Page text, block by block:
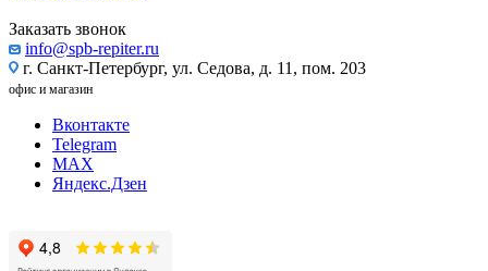
Заказать звонок
info@spb-repiter.ru
г. Санкт-Петербург, ул. Седова, д. 11, пом. 203
офис и магазин
Вконтакте
Telegram
MAX
Яндекс.Дзен